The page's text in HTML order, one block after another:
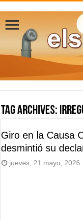
Tag Archives:
Giro en la Causa
desmintió su
jueves, 21 mayo, 2026